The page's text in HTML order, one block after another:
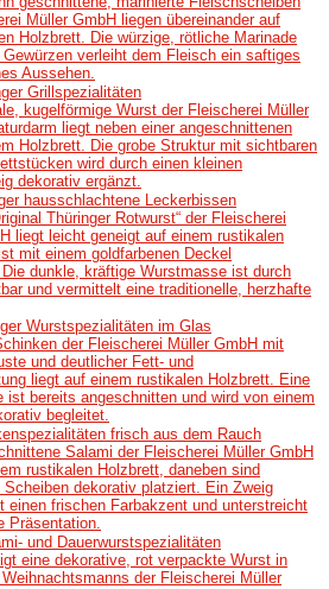
Grillspezialitäten
hausschlachtene Leckerbissen
Wurstspezialitäten im Glas
frisch aus dem Rauch
und Dauerwurstspezialitäten